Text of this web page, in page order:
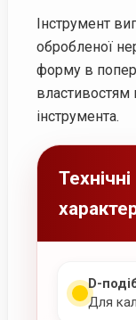
Інструмент
обробленої
форму в
властивостям
інструмента.
Технічні
D-
Для